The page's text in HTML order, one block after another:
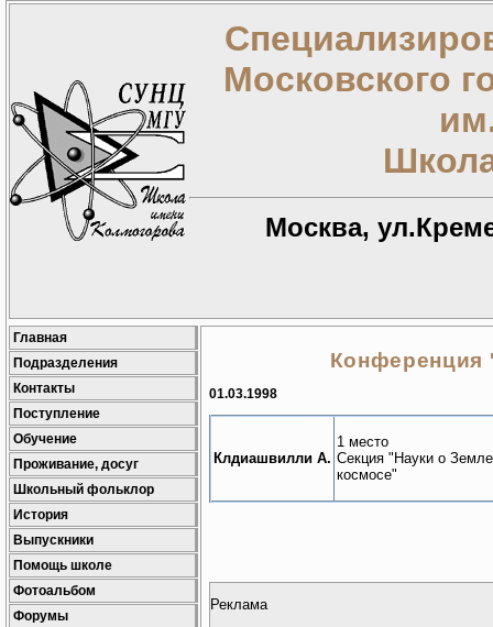
Московского
Москва,
Главная
Подразделения
Контакты
Поступление
Обучение
Проживание, досуг
Школьный фольклор
История
Выпускники
Помощь школе
Фотоальбом
Форумы
Конференция
01.03.1998
Клдиашвилли А.
1 место
Секция "Науки о
космосе"
Реклама